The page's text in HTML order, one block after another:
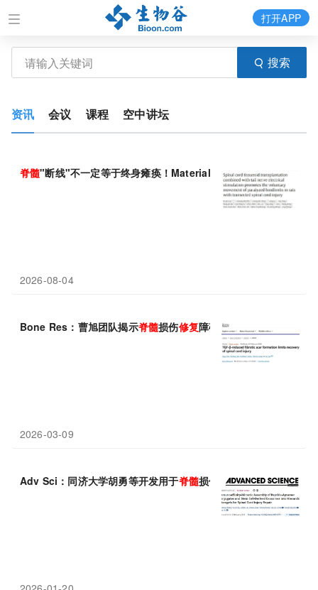
搜索
打开APP
资讯 会议 课程 空中讲坛
脊髓"断线"不一定等于终身瘫痪！Materials Today Bio揭示
2026-08-04
Bone Res：曹旭团队揭示脊髓损伤修复障碍元凶——TGF-β，阻
2026-03-09
Adv Sci：同济大学胡勇等开发用于脊髓损伤 修复的潜在新策略